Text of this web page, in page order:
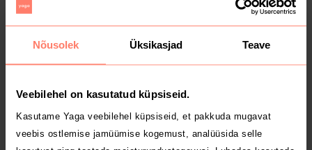
Nõusolek Üksikasjad Teave
Veebilehel on kasutatud küpsiseid.
Kasutame Yaga veebilehel küpsiseid, et pakkuda mugavat
veebis ostlemise jamüümise kogemust, analüüsida selle
5 € 19 €